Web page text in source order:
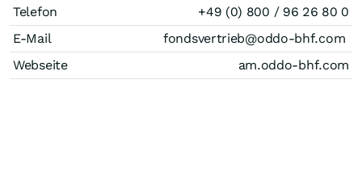
Telefon
+49 (0) 800 / 96 26 80 0
E-Mail
fondsvertrieb@oddo-bhf.com ​
Webseite
am.oddo-bhf.com